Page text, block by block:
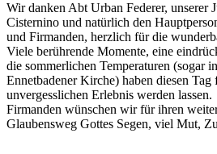
Wir danken Abt Urban Federer, unserer
Cisternino und natürlich den
und Firmanden, herzlich für die
Viele berührende Momente, eine
die sommerlichen Temperaturen (sogar
Ennetbadener Kirche) haben diesen
unvergesslichen Erlebnis werden
Firmanden wünschen wir für ihren
Glaubensweg Gottes Segen, viel Mut,